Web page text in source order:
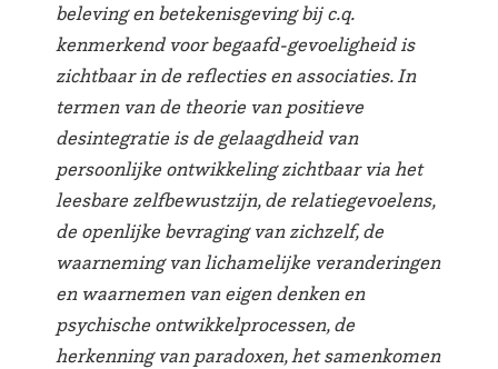
beleving en betekenisgeving bij c.q.
kenmerkend voor begaafd-gevoeligheid is
zichtbaar in de reflecties en associaties. In
termen van de theorie van positieve
desintegratie is de gelaagdheid van
persoonlijke ontwikkeling zichtbaar via het
leesbare zelfbewustzijn, de relatiegevoelens,
de openlijke bevraging van zichzelf, de
waarneming van lichamelijke veranderingen
en waarnemen van eigen denken en
psychische ontwikkelprocessen, de
herkenning van paradoxen, het samenkomen